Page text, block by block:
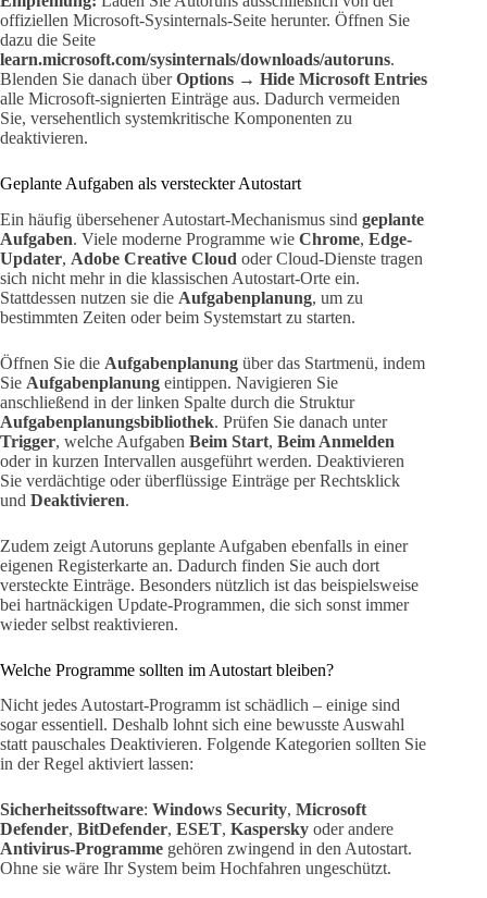
offiziellen Microsoft-Sysinternals-Seite herunter. Öffnen Sie
dazu die Seite
learn.microsoft.com/sysinternals/downloads/autoruns.
Blenden Sie danach überOptions → Hide Microsoft Entries
alle Microsoft-signierten Einträge aus. Dadurch vermeiden
Sie, versehentlich systemkritische Komponenten zu
deaktivieren.
Geplante Aufgaben als versteckter Autostart
Ein häufig übersehener Autostart-Mechanismus sind geplante
Aufgaben. Viele moderne Programme wie Chrome, Edge-
Updater, Adobe Creative Cloud oder Cloud-Dienste tragen
sich nicht mehr in die klassischen Autostart-Orte ein.
Stattdessen nutzen sie die Aufgabenplanung, um zu
bestimmten Zeiten oder beim Systemstart zu starten.
Öffnen Sie die Aufgabenplanung über das Startmenü, indem
Sie Aufgabenplanung eintippen. Navigieren Sie
anschließend in der linken Spalte durch die Struktur
Aufgabenplanungsbibliothek. Prüfen Sie danach unter
Trigger, welche Aufgaben Beim Start, Beim Anmelden
oder in kurzen Intervallen ausgeführt werden. Deaktivieren
Sie verdächtige oder überflüssige Einträge per Rechtsklick
und Deaktivieren.
Zudem zeigt Autoruns geplante Aufgaben ebenfalls in einer
eigenen Registerkarte an. Dadurch finden Sie auch dort
versteckte Einträge. Besonders nützlich ist das beispielsweise
bei hartnäckigen Update-Programmen, die sich sonst immer
wieder selbst reaktivieren.
Welche Programme sollten im Autostart bleiben?
Nicht jedes Autostart-Programm ist schädlich – einige sind
sogar essentiell. Deshalb lohnt sich eine bewusste Auswahl
statt pauschales Deaktivieren. Folgende Kategorien sollten Sie
in der Regel aktiviert lassen:
Sicherheitssoftware: Windows Security, Microsoft
Defender, BitDefender, ESET, Kaspersky oder andere
Antivirus-Programme gehören zwingend in den Autostart.
Ohne sie wäre Ihr System beim Hochfahren ungeschützt.